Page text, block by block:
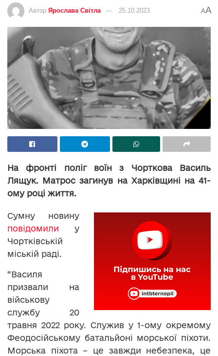
Автор Ярослава Світла 25.10.2023 AA
На фронті поліг воїн з Чорткова Василь
Лящук. Матрос загинув на Харківщині на 41-
ому році життя.
Сумну новину
повідомили у
Чортківській
міській раді.
“Василя
призвали на
військову
службу 20
травня 2022 року. Служив у 1-ому окремому
Феодосійському батальйоні морської піхоти.
Морська піхота – це завжди небезпека, це